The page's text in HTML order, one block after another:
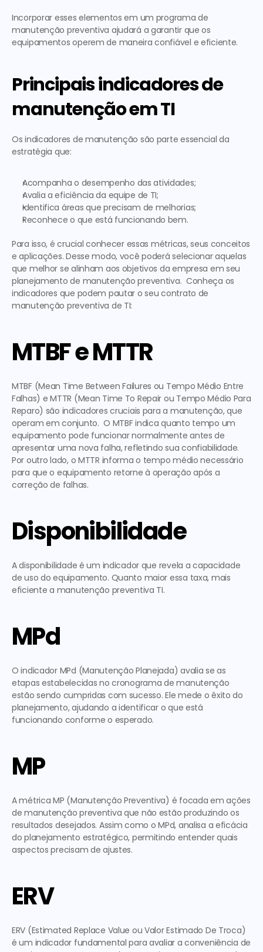
Incorporar esses elementos em um programa de
manutenção preventiva ajudará a garantir que os
equipamentos operem de maneira confiável e eficiente.
Principais indicadores de
manutenção em TI
Os indicadores de manutenção são parte essencial da
estratégia que:
Acompanha o desempenho das atividades;
Avalia a eficiência da equipe de TI;
Identifica áreas que precisam de melhorias;
Reconhece o que está funcionando bem.
Para isso, é crucial conhecer essas métricas, seus conceitos
e aplicações. Desse modo, você poderá selecionar aquelas
que melhor se alinham aos objetivos da empresa em seu
planejamento de manutenção preventiva.  Conheça os
indicadores que podem pautar o seu contrato de
manutenção preventiva de TI:
MTBF e MTTR
MTBF (Mean Time Between Failures ou Tempo Médio Entre
Falhas) e MTTR (Mean Time To Repair ou Tempo Médio Para
Reparo) são indicadores cruciais para a manutenção, que
operam em conjunto.  O MTBF indica quanto tempo um
equipamento pode funcionar normalmente antes de
apresentar uma nova falha, refletindo sua confiabilidade.
Por outro lado, o MTTR informa o tempo médio necessário
para que o equipamento retorne à operação após a
correção de falhas.
Disponibilidade
A disponibilidade é um indicador que revela a capacidade
de uso do equipamento. Quanto maior essa taxa, mais
eficiente a manutenção preventiva TI.
MPd
O indicador MPd (Manutenção Planejada) avalia se as
etapas estabelecidas no cronograma de manutenção
estão sendo cumpridas com sucesso. Ele mede o êxito do
planejamento, ajudando a identificar o que está
funcionando conforme o esperado.
MP
A métrica MP (Manutenção Preventiva) é focada em ações
de manutenção preventiva que não estão produzindo os
resultados desejados. Assim como o MPd, analisa a eficácia
do planejamento estratégico, permitindo entender quais
aspectos precisam de ajustes.
ERV
ERV (Estimated Replace Value ou Valor Estimado De Troca)
é um indicador fundamental para avaliar a conveniência de